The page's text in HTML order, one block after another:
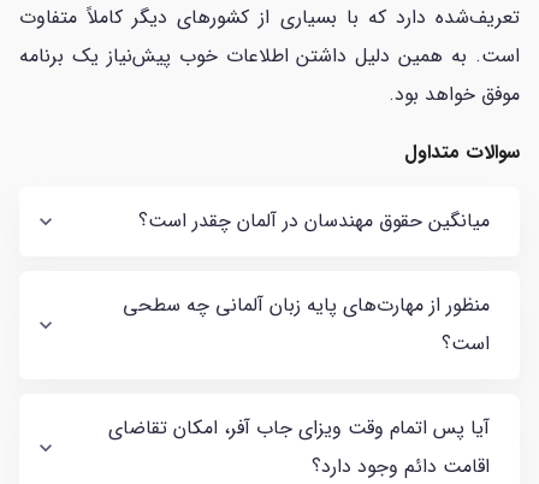
تعریف‌شده دارد که با بسیاری از کشورهای دیگر کاملاً متفاوت
است. به همین دلیل داشتن اطلاعات خوب پیش‌نیاز یک برنامه
موفق خواهد بود.
سوالات متداول
میانگین حقوق مهندسان در آلمان چقدر است؟
منظور از مهارت‌های پایه زبان آلمانی چه سطحی
است؟
آیا پس اتمام وقت ویزای جاب آفر، امکان تقاضای
اقامت دائم وجود دارد؟